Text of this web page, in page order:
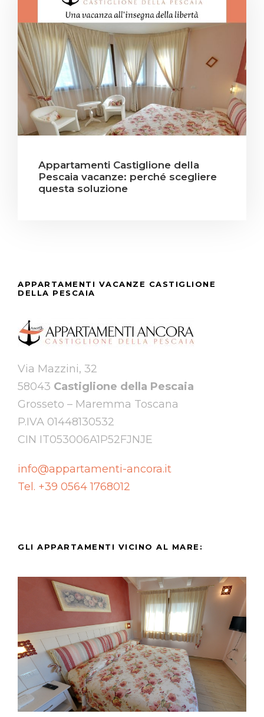
Appartamenti Castiglione della
Pescaia vacanze: perché scegliere
questa soluzione
APPARTAMENTI VACANZE CASTIGLIONE
DELLA PESCAIA
Via Mazzini, 32
58043 Castiglione della Pescaia
Grosseto – Maremma Toscana
P.IVA 01448130532
CIN IT053006A1P52FJNJE
info@appartamenti-ancora.it
Tel. +39 0564 1768012
GLI APPARTAMENTI VICINO AL MARE:
Appartamento Montecristo
Appartamento Elba
Appartamento Giglio
Appartamento Giannutri
Appartamento Gorgona
Appartamento Pianosa
Appartamento Capraia